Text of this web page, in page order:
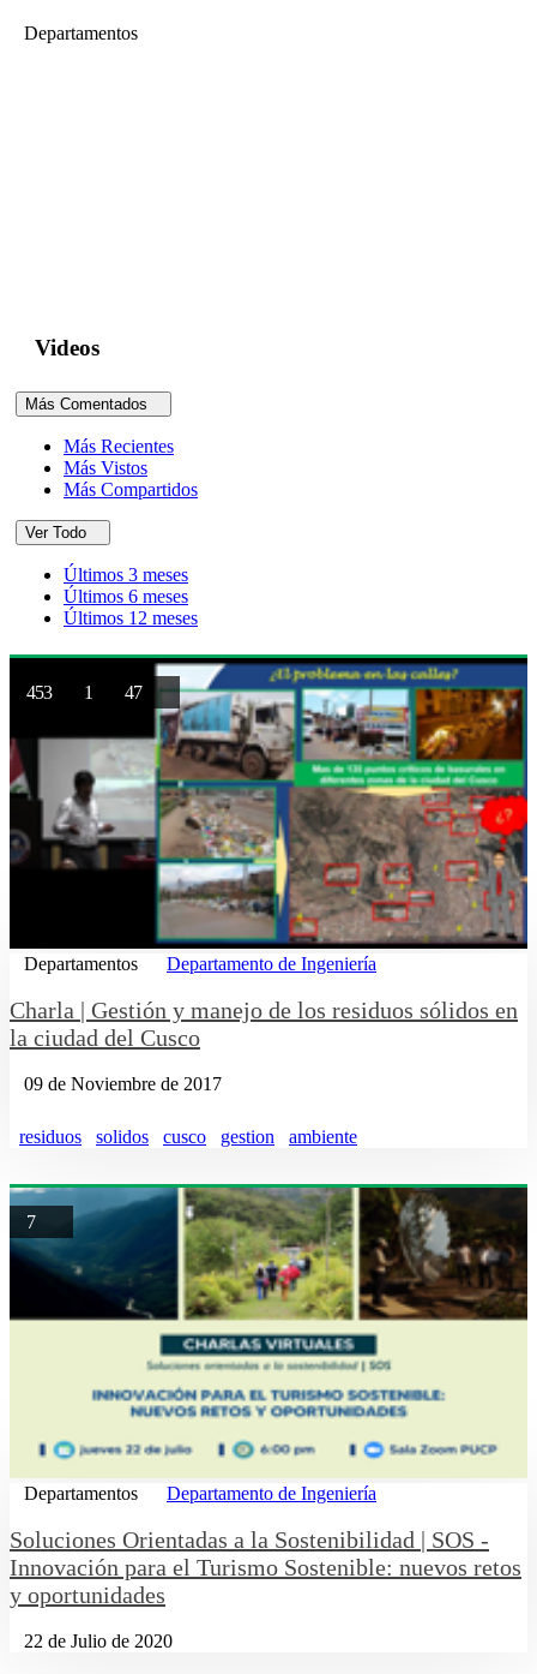
Departamentos
Videos
Más Comentados
Más Recientes
Más Vistos
Más Compartidos
Ver Todo
Últimos 3 meses
Últimos 6 meses
Últimos 12 meses
453 1 47
Departamentos Departamento de Ingeniería
Charla | Gestión y manejo de los residuos sólidos en
la ciudad del Cusco
09 de Noviembre de 2017
residuos solidos cusco gestion ambiente
7
Departamentos Departamento de Ingeniería
Soluciones Orientadas a la Sostenibilidad | SOS -
Innovación para el Turismo Sostenible: nuevos retos
y oportunidades
22 de Julio de 2020